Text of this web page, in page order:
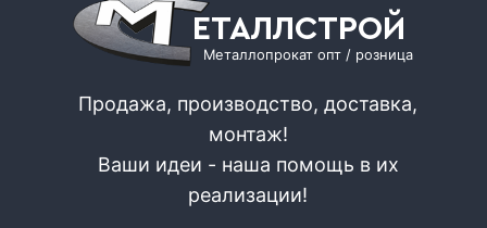
ЕТАЛЛСТРОЙ
Металлопрокат опт / розница
Продажа, производство, доставка,
монтаж!
Ваши идеи - наша помощь в их
реализации!